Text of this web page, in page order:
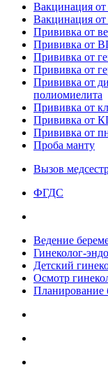
Вакцинация от
Вакцинация от
Прививка от
Прививка от
Прививка от
Прививка от
Прививка от
полиомиелита
Прививка от
Прививка от
Прививка от
Проба манту
Вызов
ФГДС
Ведение
Гинеколог-
Детский
Осмотр
Планирование